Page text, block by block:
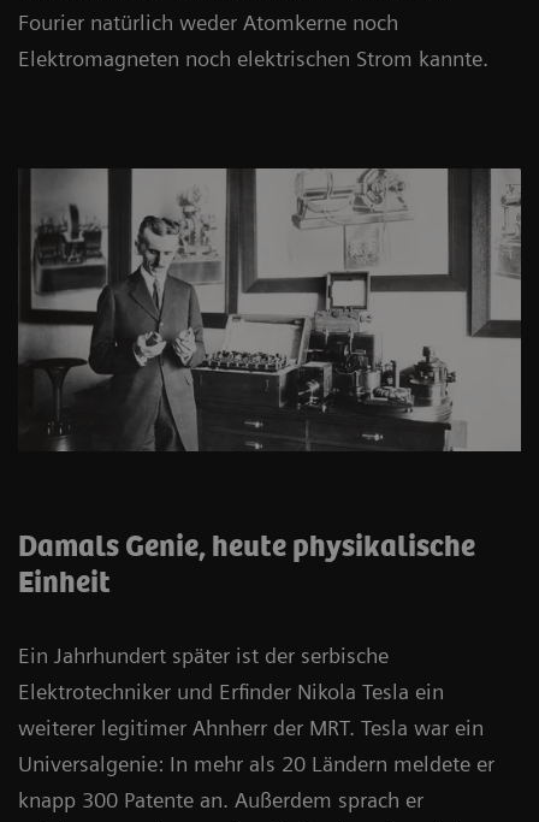
Fourier natürlich weder Atomkerne noch
Elektromagneten noch elektrischen Strom kannte.
Damals Genie, heute physikalische
Einheit
Ein Jahrhundert später ist der serbische
Elektrotechniker und Erfinder Nikola Tesla ein
weiterer legitimer Ahnherr der MRT. Tesla war ein
Universalgenie: In mehr als 20 Ländern meldete er
knapp 300 Patente an. Außerdem sprach er